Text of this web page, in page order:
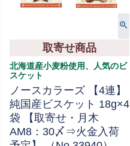
取寄せ商品
北海道産小麦粉使用、人気のビ
スケット
ノースカラーズ 【4連】
純国産ビスケット 18g×4
袋 【取寄せ・月木
AM8：30〆⇒火金入荷